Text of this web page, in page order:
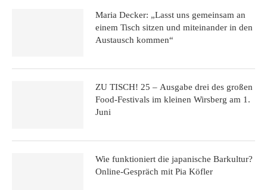
Maria Decker: „Lasst uns gemeinsam an
einem Tisch sitzen und miteinander in den
Austausch kommen“
ZU TISCH! 25 – Ausgabe drei des großen
Food-Festivals im kleinen Wirsberg am 1.
Juni
Wie funktioniert die japanische Barkultur?
Online-Gespräch mit Pia Köfler